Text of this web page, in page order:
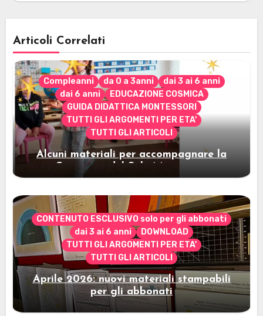
Articoli Correlati
Compleanni da 0 a 3anni
dai 3 ai 6 anni
dai 6 anni
EDUCAZIONE COSMICA
GUIDA DIDATTICA MONTESSORI
TUTTI GLI ARGOMENTI PER ETA'
TUTTI GLI ARTICOLI
Alcuni materiali per accompagnare la
Cerimonia del Sole Montessori
CONTENUTO ESCLUSIVO solo per gli abbonati
dai 3 ai 6 anni
DOWNLOAD
TUTTI GLI ARGOMENTI PER ETA'
TUTTI GLI ARTICOLI
Aprile 2026: nuovi materiali stampabili
per gli abbonati